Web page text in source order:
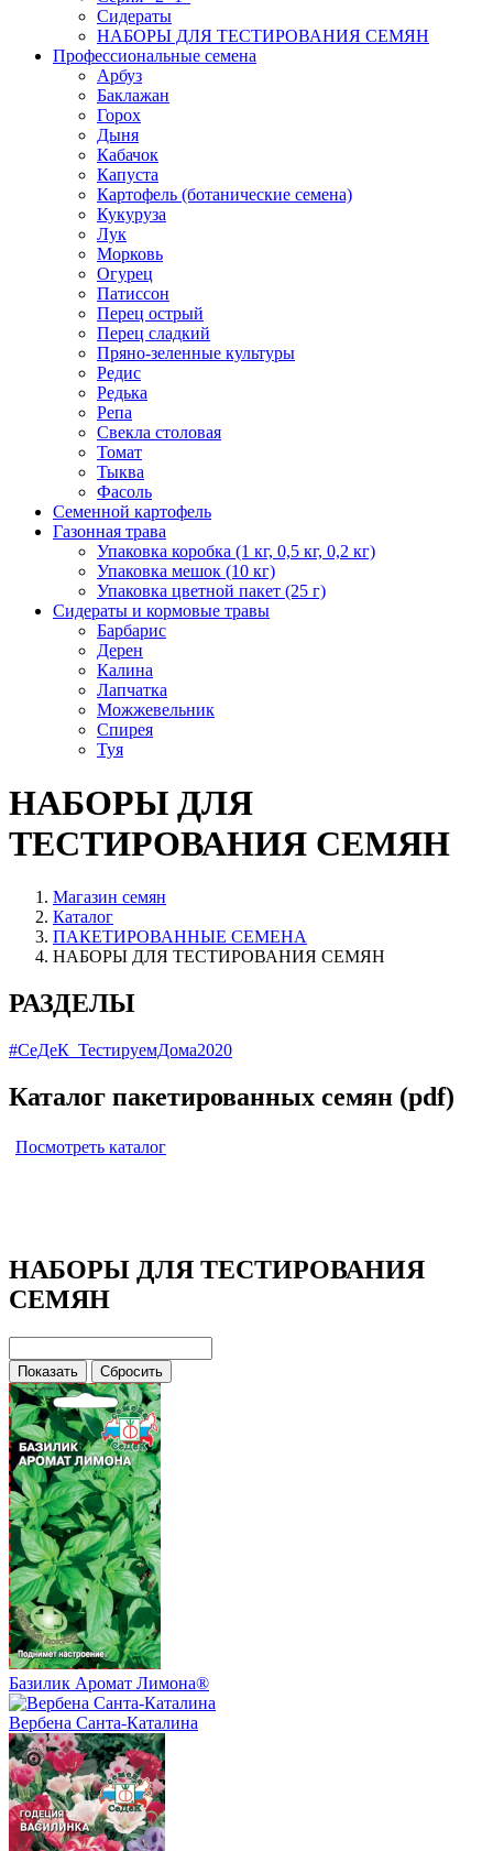
Сидераты
НАБОРЫ ДЛЯ ТЕСТИРОВАНИЯ СЕМЯН
Профессиональные семена
Арбуз
Баклажан
Горох
Дыня
Кабачок
Капуста
Картофель (ботанические семена)
Кукуруза
Лук
Морковь
Огурец
Патиссон
Перец острый
Перец сладкий
Пряно-зеленные культуры
Редис
Редька
Репа
Свекла столовая
Томат
Тыква
Фасоль
Семенной картофель
Газонная трава
Упаковка коробка (1 кг, 0,5 кг, 0,2 кг)
Упаковка мешок (10 кг)
Упаковка цветной пакет (25 г)
Сидераты и кормовые травы
Барбарис
Дерен
Калина
Лапчатка
Можжевельник
Спирея
Туя
НАБОРЫ ДЛЯ
ТЕСТИРОВАНИЯ СЕМЯН
Магазин семян
Каталог
ПАКЕТИРОВАННЫЕ СЕМЕНА
НАБОРЫ ДЛЯ ТЕСТИРОВАНИЯ СЕМЯН
РАЗДЕЛЫ
#СеДеК_ТестируемДома2020
Каталог пакетированных семян (pdf)
Посмотреть каталог
НАБОРЫ ДЛЯ ТЕСТИРОВАНИЯ
СЕМЯН
Базилик Аромат Лимона®
Вербена Санта-Каталина